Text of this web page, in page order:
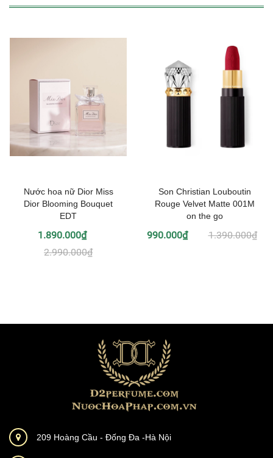
Nước hoa nữ Dior Miss
Dior Blooming Bouquet
EDT
1.890.000₫
2.990.000₫
Son Christian Louboutin
Rouge Velvet Matte 001M
on the go
990.000₫ 1.390.000₫
209 Hoàng Cầu - Đống Đa -Hà Nội